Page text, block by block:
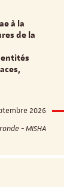
à la
de la
2026
- MISHA